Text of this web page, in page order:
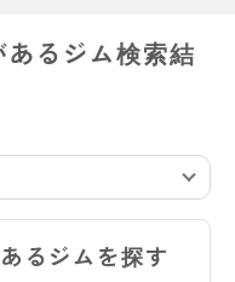
るジム検索結
るジムを探す